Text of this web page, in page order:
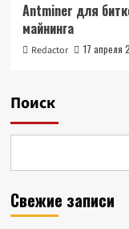
Antminer для
майнинга
Redactor 17 апреля
Поиск
Свежие записи